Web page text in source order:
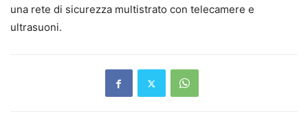
una rete di sicurezza multistrato con telecamere e
ultrasuoni.